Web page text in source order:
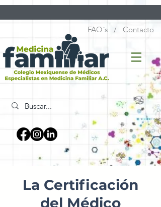
FAQ´s / Contacto
La Certificación
del Médico